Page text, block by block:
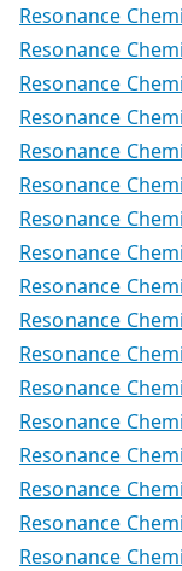
Resonance
Resonance
Resonance
Resonance
Resonance
Resonance
Resonance
Resonance
Resonance
Resonance
Resonance
Resonance
Resonance
Resonance
Resonance
Resonance
Resonance